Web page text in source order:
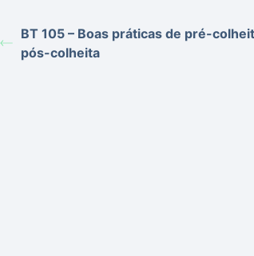
BT 105 – Boas práticas de pré-
pós-colheita